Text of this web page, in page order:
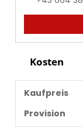
Kosten
Kaufpreis
Provision